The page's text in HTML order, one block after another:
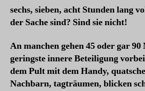
sechs, sieben, acht Stunden lang
der Sache sind? Sind sie nicht!
An manchen gehen 45 oder gar
geringste innere Beteiligung
dem Pult mit dem Handy,
Nachbarn, tagträumen, blicken